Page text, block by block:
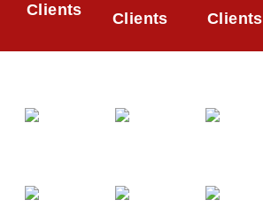
Clients
Clients
Clients